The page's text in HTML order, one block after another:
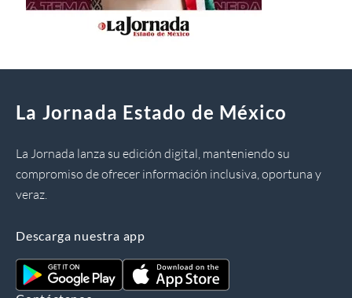
La Jornada Estado de México
La Jornada lanza su edición digital, manteniendo su
compromiso de ofrecer información inclusiva, oportuna y
veraz.
Descarga nuestra app